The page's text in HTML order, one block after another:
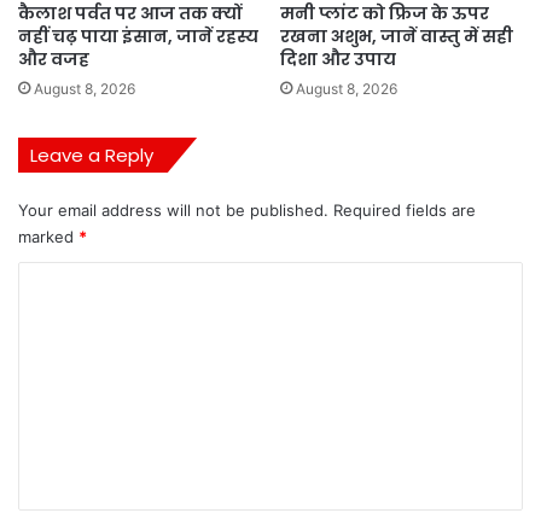
कैलाश पर्वत पर आज तक क्यों
नहीं चढ़ पाया इंसान, जानें रहस्य
और वजह
August 8, 2026
मनी प्लांट को फ्रिज के ऊपर
रखना अशुभ, जानें वास्तु में सही
दिशा और उपाय
August 8, 2026
Leave a Reply
Your email address will not be published. Required fields are
marked *